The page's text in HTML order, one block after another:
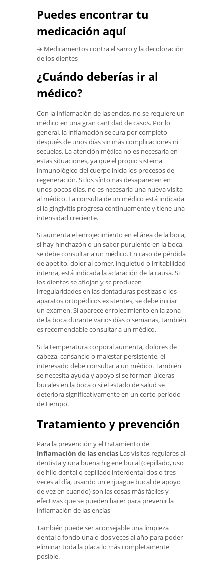
Puedes encontrar tu
medicación aquí
➔ Medicamentos contra el sarro y la decoloración
de los dientes
¿Cuándo deberías ir al
médico?
Con la inflamación de las encías, no se requiere un
médico en una gran cantidad de casos. Por lo
general, la inflamación se cura por completo
después de unos días sin más complicaciones ni
secuelas. La atención médica no es necesaria en
estas situaciones, ya que el propio sistema
inmunológico del cuerpo inicia los procesos de
regeneración. Si los síntomas desaparecen en
unos pocos días, no es necesaria una nueva visita
al médico. La consulta de un médico está indicada
si la gingivitis progresa continuamente y tiene una
intensidad creciente.
Si aumenta el enrojecimiento en el área de la boca,
si hay hinchazón o un sabor purulento en la boca,
se debe consultar a un médico. En caso de pérdida
de apetito, dolor al comer, inquietud o irritabilidad
interna, está indicada la aclaración de la causa. Si
los dientes se aflojan y se producen
irregularidades en las dentaduras postizas o los
aparatos ortopédicos existentes, se debe iniciar
un examen. Si aparece enrojecimiento en la zona
de la boca durante varios días o semanas, también
es recomendable consultar a un médico.
Si la temperatura corporal aumenta, dolores de
cabeza, cansancio o malestar persistente, el
interesado debe consultar a un médico. También
se necesita ayuda y apoyo si se forman úlceras
bucales en la boca o si el estado de salud se
deteriora significativamente en un corto período
de tiempo.
Tratamiento y prevención
Para la prevención y el tratamiento de
Inflamación de las encías Las visitas regulares al
dentista y una buena higiene bucal (cepillado, uso
de hilo dental o cepillado interdental dos o tres
veces al día, usando un enjuague bucal de apoyo
de vez en cuando) son las cosas más fáciles y
efectivas que se pueden hacer para prevenir la
inflamación de las encías.
También puede ser aconsejable una limpieza
dental a fondo una o dos veces al año para poder
eliminar toda la placa lo más completamente
posible.